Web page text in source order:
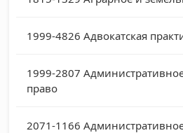
1999-4826 Адвокатская
1999-2807
право
2071-1166